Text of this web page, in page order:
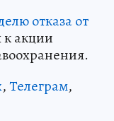
отказа от
к акции
,Телеграм,